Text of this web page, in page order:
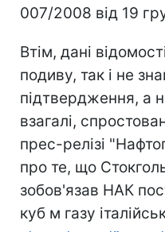
007/2008 від 19
Втім, дані
подиву, так і не
підтвердження, а
взагалі,
прес-релізі
про те, що
зобов'язав НАК
куб м газу